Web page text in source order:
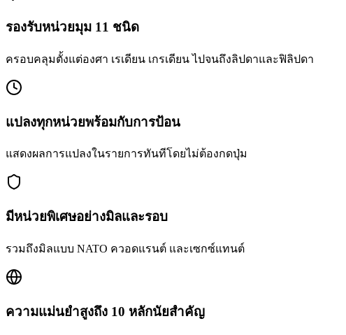
รองรับหน่วยมุม 11 ชนิด
ครอบคลุมตั้งแต่องศา เรเดียน เกรเดียน ไปจนถึงลิปดาและฟิลิปดา
แปลงทุกหน่วยพร้อมกับการป้อน
แสดงผลการแปลงในรายการทันทีโดยไม่ต้องกดปุ่ม
มีหน่วยพิเศษอย่างมิลและรอบ
รวมถึงมิลแบบ NATO ควอดแรนต์ และเซกซ์แทนต์
ความแม่นยำสูงถึง 10 หลักนัยสำคัญ